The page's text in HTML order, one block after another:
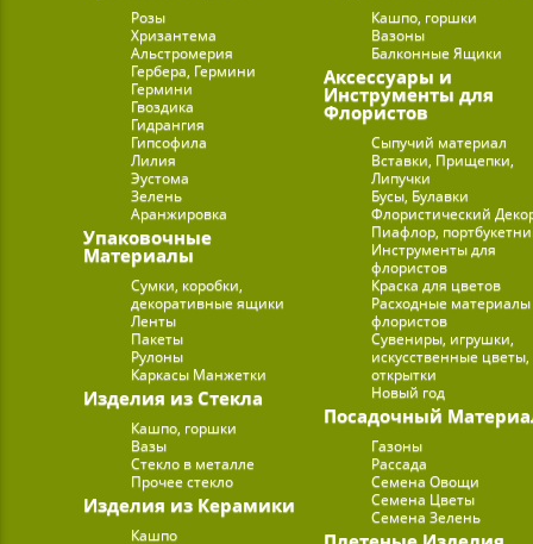
Розы
Хризантема
Альстромерия
Гербера, Гермини
Гермини
Гвоздика
Гидрангия
Гипсофила
Лилия
Эустома
Зелень
Аранжировка
Упаковочные
Материалы
Сумки, коробки,
декоративные ящики
Ленты
Пакеты
Рулоны
Каркасы Манжетки
Изделия из Стекла
Кашпо, горшки
Вазы
Стекло в металле
Прочее стекло
Изделия из Керамики
Кашпо
Кашпо, горшки
Вазоны
Балконные Ящики
Аксессуары и
Инструменты для
Флористов
Сыпучий материал
Вставки, Прищепки,
Липучки
Бусы, Булавки
Флористический
Пиафлор,
Инструменты для
флористов
Краска для цветов
Расходные
флористов
Сувениры, игрушки,
искусственные цветы,
открытки
Новый год
Посадочный
Газоны
Рассада
Семена Овощи
Семена Цветы
Семена Зелень